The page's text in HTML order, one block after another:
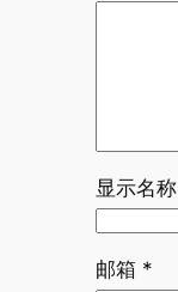
显示名称
邮箱 *